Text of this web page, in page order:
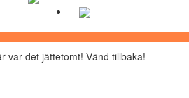
var det jättetomt! Vänd tillbaka!